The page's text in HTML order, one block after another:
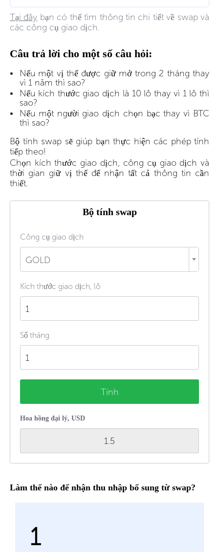
Tại đây bạn có thể tìm thông tin chi tiết về swap và
các công cụ giao dịch.
Câu trả lời cho một số câu hỏi:
Nếu một vị thế được giữ mở trong 2 tháng thay
vì 1 năm thì sao?
Nếu kích thước giao dịch là 10 lô thay vì 1 lô thì
sao?
Nếu một người giao dịch chọn bạc thay vì BTC
thì sao?
Bộ tính swap sẽ giúp bạn thực hiện các phép tính
tiếp theo!
Chọn kích thước giao dịch, công cụ giao dịch và
thời gian giữ vị thế để nhận tất cả thông tin cần
thiết.
Bộ tính swap
Công cụ giao dịch
GOLD
Kích thước giao dịch, lô
Số tháng
Tính
Hoa hồng đại lý, USD
1.5
Làm thế nào để nhận thu nhập bổ sung từ swap?
1